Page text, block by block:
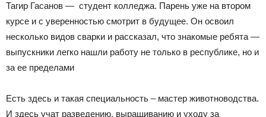
Тагир Гасанов — студент колледжа. Парень уже на втором
курсе и с уверенностью смотрит в будущее. Он освоил
несколько видов сварки и рассказал, что знакомые ребята —
выпускники легко нашли работу не только в республике, но и
за ее пределами
Есть здесь и такая специальность – мастер животноводства.
И здесь учат разведению, выращиванию и уходу за